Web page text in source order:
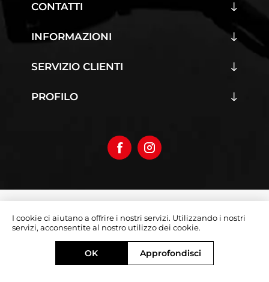
CONTATTI
INFORMAZIONI
SERVIZIO CLIENTI
PROFILO
Partita Iva 03019070642
Designed bye-direct.it
Powered by
nopCommerce
I cookie ci aiutano a offrire i nostri servizi. Utilizzando i nostri
servizi, acconsentite al nostro utilizzo dei cookie.
OK Approfondisci